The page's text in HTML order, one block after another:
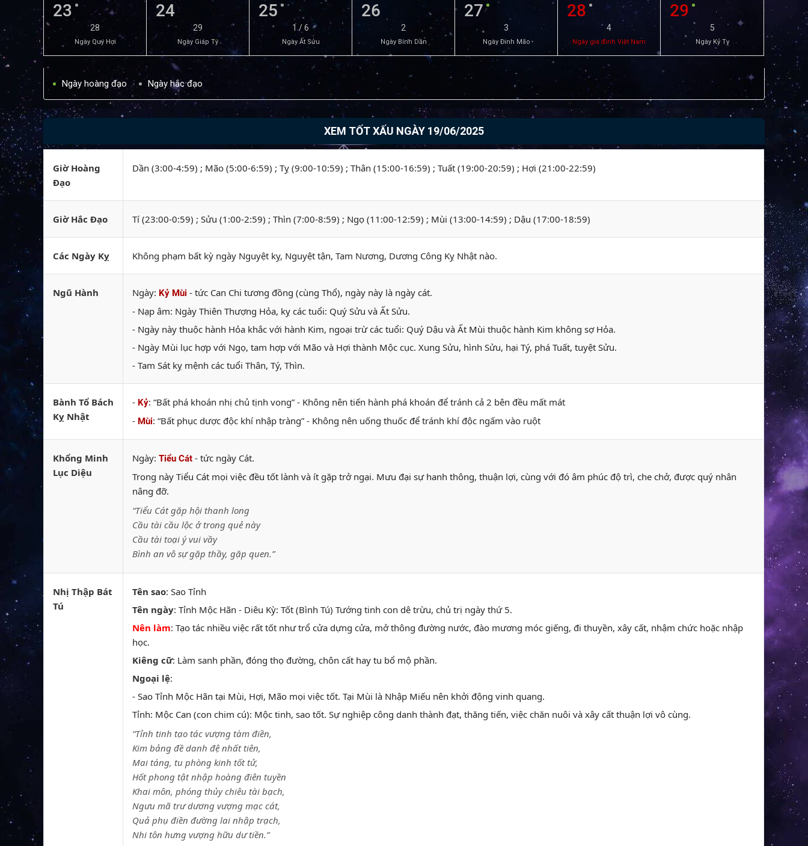
23
28
Ngày Quý Hợi
24
29
Ngày Giáp Tý
25
1 / 6
Ngày Ất Sửu
26
2
Ngày Bính Dần
27
3
Ngày Đinh Mão
28
4
Ngày gia đình Việt Nam
29
5
Ngày Kỷ Tỵ
Ngày hoàng đạo Ngày hắc đạo
XEM TỐT XẤU NGÀY 19/06/2025
Giờ Hoàng
Đạo
Dần (3:00-4:59) ; Mão (5:00-6:59) ; Tỵ (9:00-10:59) ; Thân (15:00-16:59) ; Tuất (19:00-20:59) ; Hợi (21:00-22:59)
Giờ Hắc Đạo Tí (23:00-0:59) ; Sửu (1:00-2:59) ; Thìn (7:00-8:59) ; Ngọ (11:00-12:59) ; Mùi (13:00-14:59) ; Dậu (17:00-18:59)
Các Ngày Kỵ Không phạm bất kỳ ngày Nguyệt kỵ, Nguyệt tận, Tam Nương, Dương Công Kỵ Nhật nào.
Ngũ Hành Ngày: Kỷ Mùi - tức Can Chi tương đồng (cùng Thổ), ngày này là ngày cát.
- Nạp âm: Ngày Thiên Thượng Hỏa, kỵ các tuổi: Quý Sửu và Ất Sửu.
- Ngày này thuộc hành Hỏa khắc với hành Kim, ngoại trừ các tuổi: Quý Dậu và Ất Mùi thuộc hành Kim không sợ Hỏa.
- Ngày Mùi lục hợp với Ngọ, tam hợp với Mão và Hợi thành Mộc cục. Xung Sửu, hình Sửu, hại Tý, phá Tuất, tuyệt Sửu.
- Tam Sát kỵ mệnh các tuổi Thân, Tý, Thìn.
Bành Tổ Bách
Kỵ Nhật
- Kỷ: “Bất phá khoán nhị chủ tịnh vong” - Không nên tiến hành phá khoán để tránh cả 2 bên đều mất mát
- Mùi: “Bất phục dược độc khí nhập tràng” - Không nên uống thuốc để tránh khí độc ngấm vào ruột
Khổng Minh
Lục Diệu
Ngày: Tiểu Cát - tức ngày Cát.
Trong này Tiểu Cát mọi việc đều tốt lành và ít gặp trở ngại. Mưu đại sự hanh thông, thuận lợi, cùng với đó âm phúc độ trì, che chở, được quý nhân
nâng đỡ.
“Tiểu Cát gặp hội thanh long
Cầu tài cầu lộc ở trong quẻ này
Cầu tài toại ý vui vầy
Bình an vô sự gặp thầy, gặp quen.”
Nhị Thập Bát
Tú
Tên sao: Sao Tỉnh
Tên ngày: Tỉnh Mộc Hãn - Diêu Kỳ: Tốt (Bình Tú) Tướng tinh con dê trừu, chủ trị ngày thứ 5.
Nên làm: Tạo tác nhiều việc rất tốt như trổ cửa dựng cửa, mở thông đường nước, đào mương móc giếng, đi thuyền, xây cất, nhậm chức hoặc nhập
học.
Kiêng cữ: Làm sanh phần, đóng thọ đường, chôn cất hay tu bổ mộ phần.
Ngoại lệ:
- Sao Tỉnh Mộc Hãn tại Mùi, Hợi, Mão mọi việc tốt. Tại Mùi là Nhập Miếu nên khởi động vinh quang.
Tỉnh: Mộc Can (con chim cú): Mộc tinh, sao tốt. Sự nghiệp công danh thành đạt, thăng tiến, việc chăn nuôi và xây cất thuận lợi vô cùng.
“Tỉnh tinh tạo tác vượng tàm điền,
Kim bảng đề danh đệ nhất tiên,
Mai táng, tu phòng kinh tốt tử,
Hốt phong tật nhập hoàng điên tuyền
Khai môn, phóng thủy chiêu tài bạch,
Ngưu mã trư dương vượng mạc cát,
Quả phụ điền đường lai nhập trạch,
Nhi tôn hưng vượng hữu dư tiền.”